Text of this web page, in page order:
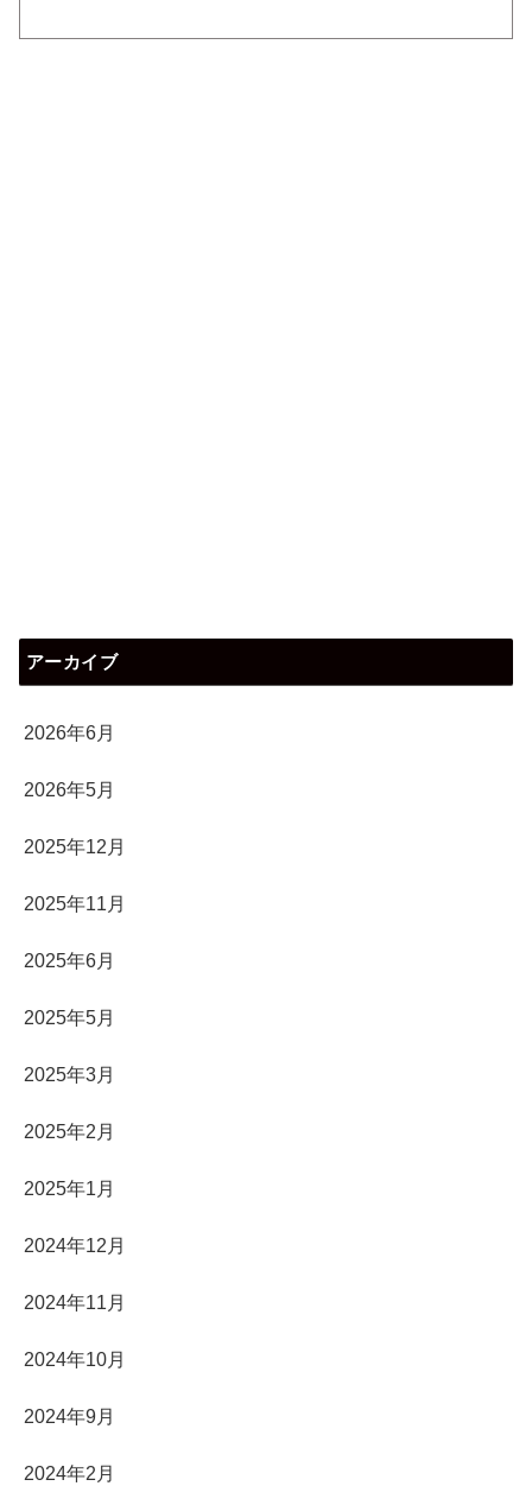
アーカイブ
2026年6月
2026年5月
2025年12月
2025年11月
2025年6月
2025年5月
2025年3月
2025年2月
2025年1月
2024年12月
2024年11月
2024年10月
2024年9月
2024年2月